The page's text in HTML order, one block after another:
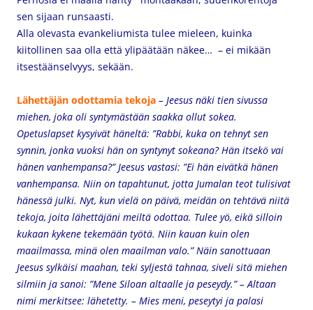
sen sijaan runsaasti.
Alla olevasta evankeliumista tulee mieleen, kuinka
kiitollinen saa olla että ylipäätään näkee… – ei mikään
itsestäänselvyys, sekään.
Lähettäjän odottamia tekoja – Jeesus näki tien sivussa
miehen, joka oli syntymästään saakka ollut sokea.
Opetuslapset kysyivät häneltä: ”Rabbi, kuka on tehnyt sen
synnin, jonka vuoksi hän on syntynyt sokeana? Hän itsekö vai
hänen vanhempansa?” Jeesus vastasi: ”Ei hän eivätkä hänen
vanhempansa. Niin on tapahtunut, jotta Jumalan teot tulisivat
hänessä julki. Nyt, kun vielä on päivä, meidän on tehtävä niitä
tekoja, joita lähettäjäni meiltä odottaa. Tulee yö, eikä silloin
kukaan kykene tekemään työtä. Niin kauan kuin olen
maailmassa, minä olen maailman valo.” Näin sanottuaan
Jeesus sylkäisi maahan, teki syljestä tahnaa, siveli sitä miehen
silmiin ja sanoi: ”Mene Siloan altaalle ja peseydy.” – Altaan
nimi merkitsee: lähetetty. – Mies meni, peseytyi ja palasi